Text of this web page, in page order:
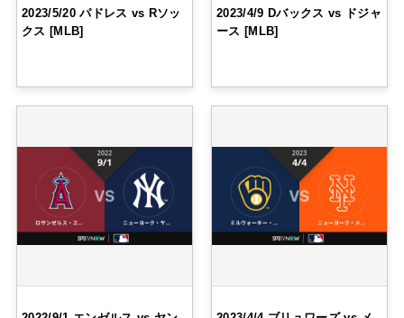
2023/5/20 パドレス vs Rソッ
クス [MLB]
2023/4/9 Dバックス vs ドジャ
ース [MLB]